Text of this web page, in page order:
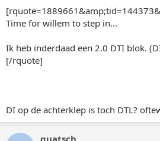
Time for willem to step in...
Ik heb inderdaad een 2.0 DTI blok.
[/rquote]
DI op de achterklep is toch DTL?
quatsch